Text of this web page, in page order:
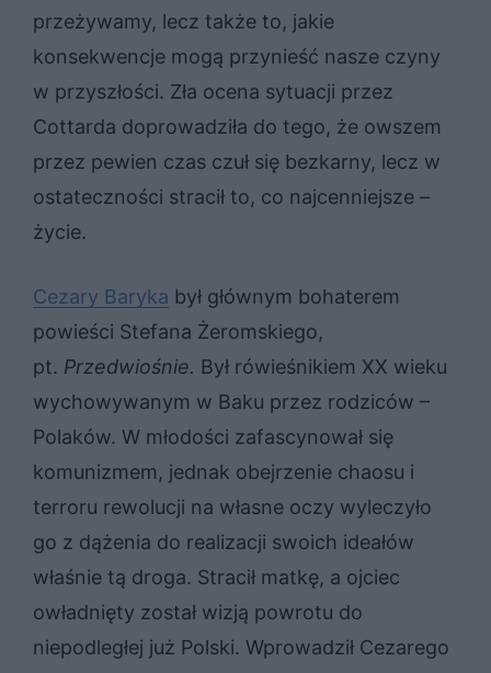
przeżywamy, lecz także to, jakie
konsekwencje mogą przynieść nasze czyny
w przyszłości. Zła ocena sytuacji przez
Cottarda doprowadziła do tego, że owszem
przez pewien czas czuł się bezkarny, lecz w
ostateczności stracił to, co najcenniejsze –
życie.
Cezary Baryka był głównym bohaterem
powieści Stefana Żeromskiego,
pt. Przedwiośnie. Był rówieśnikiem XX wieku
wychowywanym w Baku przez rodziców –
Polaków. W młodości zafascynował się
komunizmem, jednak obejrzenie chaosu i
terroru rewolucji na własne oczy wyleczyło
go z dążenia do realizacji swoich ideałów
właśnie tą droga. Stracił matkę, a ojciec
owładnięty został wizją powrotu do
niepodległej już Polski. Wprowadził Cezarego